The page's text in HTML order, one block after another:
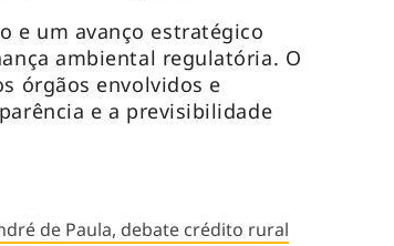
e um avanço estratégico
ambiental regulatória. O
órgãos envolvidos e
e a previsibilidade
de Paula, debate crédito rural